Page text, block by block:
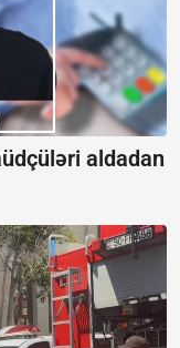
aldadan